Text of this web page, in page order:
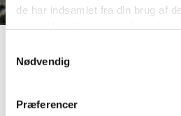
de har indsamlet fra din brug af
Nødvendig
Præferencer
Sct.
Sct. Laurentii Vej blev navngivet i